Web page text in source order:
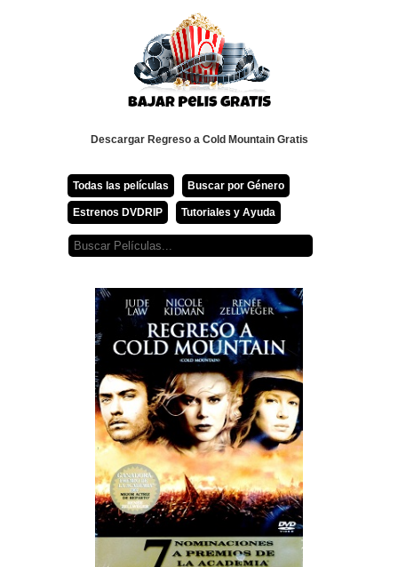
Descargar Regreso a Cold Mountain Gratis
Todas las películas Buscar por Género
Estrenos DVDRIP Tutoriales y Ayuda